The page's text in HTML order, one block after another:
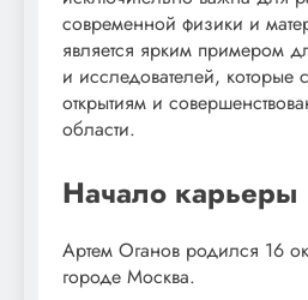
современной физики и
является ярким примером
и исследователей, которые
открытиям и
области.
Начало карьеры
Артем Оганов родился 16
городе Москва.